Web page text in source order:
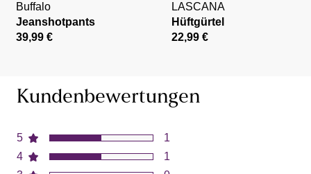
Buffalo
Jeanshotpants
39,99 €
LASCANA
Hüftgürtel
22,99 €
Kundenbewertungen
5
4
1
1